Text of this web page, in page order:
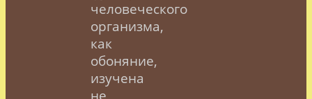
человеческого
организма,
как
обоняние,
изучена
не